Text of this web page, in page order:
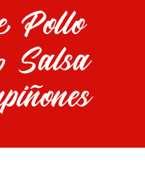
Pollo
Salsa